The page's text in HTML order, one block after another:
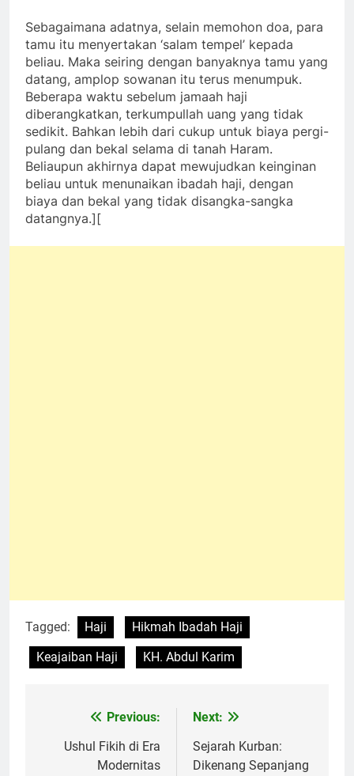
Sebagaimana adatnya, selain memohon doa, para
tamu itu menyertakan ‘salam tempel’ kepada
beliau. Maka seiring dengan banyaknya tamu yang
datang, amplop sowanan itu terus menumpuk.
Beberapa waktu sebelum jamaah haji
diberangkatkan, terkumpullah uang yang tidak
sedikit. Bahkan lebih dari cukup untuk biaya pergi-
pulang dan bekal selama di tanah Haram.
Beliaupun akhirnya dapat mewujudkan keinginan
beliau untuk menunaikan ibadah haji, dengan
biaya dan bekal yang tidak disangka-sangka
datangnya.][
Tagged: Haji
Hikmah Ibadah Haji
Keajaiban Haji
KH. Abdul Karim
Navigasi
pos
Previous:
Ushul Fikih di Era
Modernitas
Next:
Sejarah Kurban:
Dikenang Sepanjang